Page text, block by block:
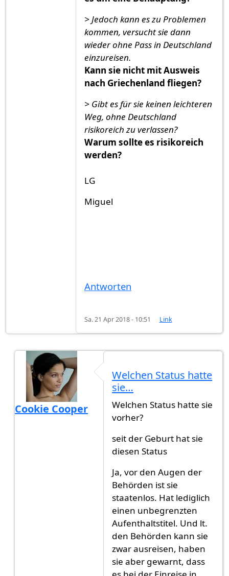
> Jedoch kann es zu Problemen
kommen, versucht sie dann
wieder ohne Pass in Deutschland
einzureisen.
Kann sie nicht mit Ausweis
nach Griechenland fliegen?
> Gibt es für sie keinen leichteren
Weg, ohne Deutschland
risikoreich zu verlassen?
Warum sollte es risikoreich
werden?
LG
Miguel
Antworten
Sa. 21 Apr 2018 - 10:51 Link
Cookie Cooper
Ein paar Punkte von
Welchen Status hatte
sie…
Welchen Status hatte sie
vorher?
seit der Geburt hat sie
diesen Status
Ja, vor den Augen der
Behörden ist sie
staatenlos. Hat lediglich
einen unbegrenzten
Aufenthaltstitel. Und lt.
den Behörden kann sie
zwar ausreisen, haben
sie aber gewarnt, dass